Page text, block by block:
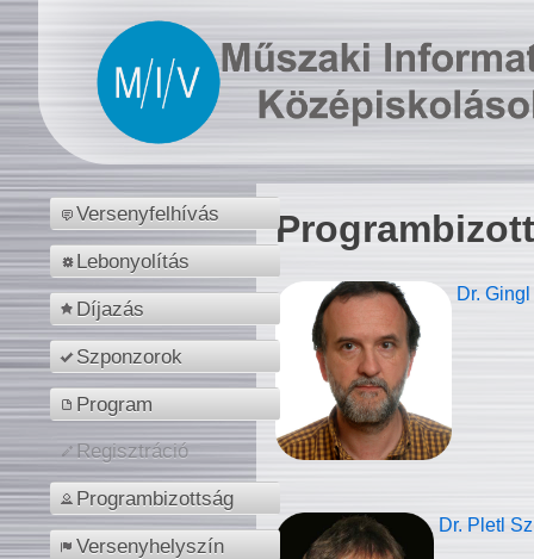
Versenyfelhívás
Lebonyolítás
Díjazás
Szponzorok
Program
Regisztráció
Programbizottság
Versenyhelyszín
Dr.
Dr. Pletl